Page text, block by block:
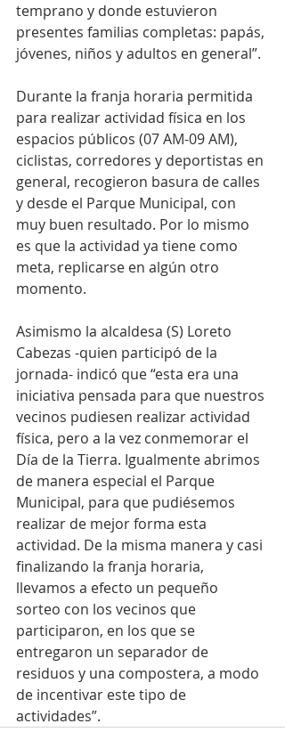
temprano y donde estuvieron
presentes familias completas: papás,
jóvenes, niños y adultos en general”.
Durante la franja horaria permitida
para realizar actividad física en los
espacios públicos (07 AM-09 AM),
ciclistas, corredores y deportistas en
general, recogieron basura de calles
y desde el Parque Municipal, con
muy buen resultado. Por lo mismo
es que la actividad ya tiene como
meta, replicarse en algún otro
momento.
Asimismo la alcaldesa (S) Loreto
Cabezas -quien participó de la
jornada- indicó que “esta era una
iniciativa pensada para que nuestros
vecinos pudiesen realizar actividad
física, pero a la vez conmemorar el
Día de la Tierra. Igualmente abrimos
de manera especial el Parque
Municipal, para que pudiésemos
realizar de mejor forma esta
actividad. De la misma manera y casi
finalizando la franja horaria,
llevamos a efecto un pequeño
sorteo con los vecinos que
participaron, en los que se
entregaron un separador de
residuos y una compostera, a modo
de incentivar este tipo de
actividades”.